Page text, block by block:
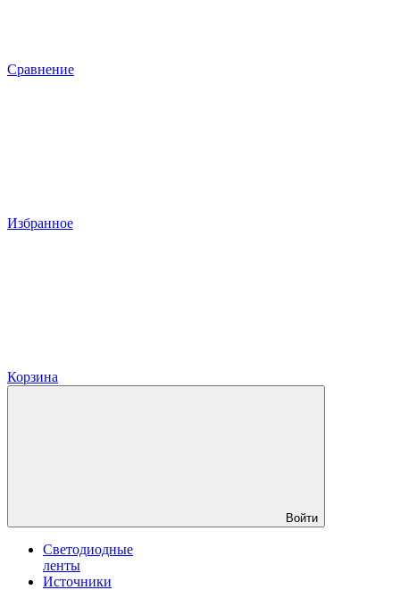
Сравнение
Избранное
Корзина
Войти
Светодиодные
ленты
Источники